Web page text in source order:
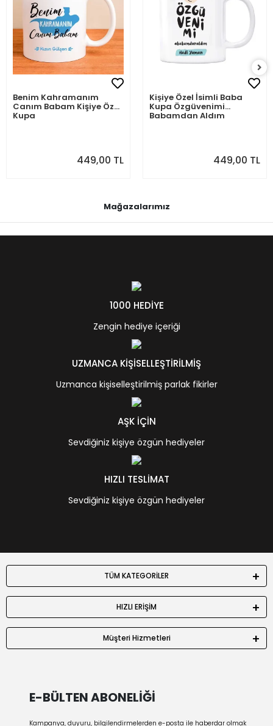
Benim Kahramanım
Canım Babam Kişiye Özel
Kupa
449,00 TL
Kişiye Özel İsimli Baba
Kupa Özgüvenimi
Babamdan Aldım
449,00 TL
Mağazalarımız
1000 HEDİYE
Zengin hediye içeriği
UZMANCA KİŞİSELLEŞTİRİLMİŞ
Uzmanca kişiselleştirilmiş parlak fikirler
AŞK İÇİN
Sevdiğiniz kişiye özgün hediyeler
HIZLI TESLİMAT
Sevdiğiniz kişiye özgün hediyeler
TÜM KATEGORİLER
HIZLI ERİŞİM
Müşteri Hizmetleri
E-BÜLTEN ABONELİĞİ
Kampanya, duyuru, bilgilendirmelerden e-posta ile haberdar olmak